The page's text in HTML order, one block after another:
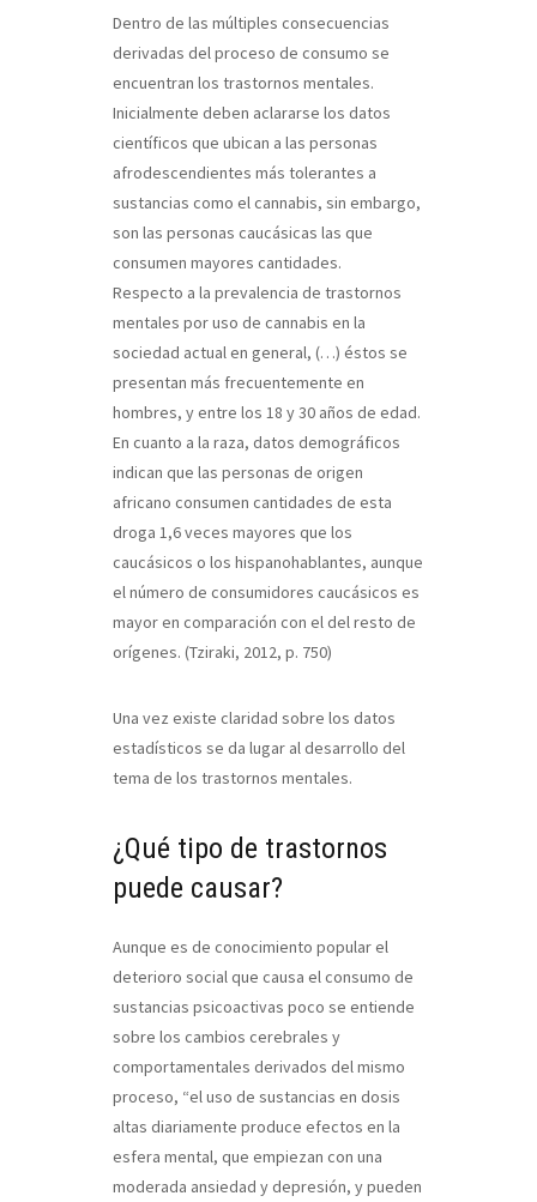
Dentro de las múltiples consecuencias
derivadas del proceso de consumo se
encuentran los trastornos mentales.
Inicialmente deben aclararse los datos
científicos que ubican a las personas
afrodescendientes más tolerantes a
sustancias como el cannabis, sin embargo,
son las personas caucásicas las que
consumen mayores cantidades.
Respecto a la prevalencia de trastornos
mentales por uso de cannabis en la
sociedad actual en general, (…) éstos se
presentan más frecuentemente en
hombres, y entre los 18 y 30 años de edad.
En cuanto a la raza, datos demográficos
indican que las personas de origen
africano consumen cantidades de esta
droga 1,6 veces mayores que los
caucásicos o los hispanohablantes, aunque
el número de consumidores caucásicos es
mayor en comparación con el del resto de
orígenes. (Tziraki, 2012, p. 750)
Una vez existe claridad sobre los datos
estadísticos se da lugar al desarrollo del
tema de los trastornos mentales.
¿Qué tipo de trastornos
puede causar?
Aunque es de conocimiento popular el
deterioro social que causa el consumo de
sustancias psicoactivas poco se entiende
sobre los cambios cerebrales y
comportamentales derivados del mismo
proceso, “el uso de sustancias en dosis
altas diariamente produce efectos en la
esfera mental, que empiezan con una
moderada ansiedad y depresión, y pueden